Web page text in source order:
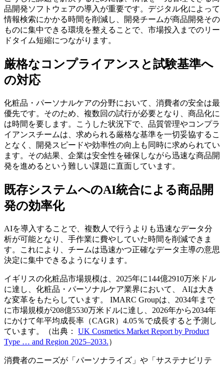
品開発ソフトウェアの導入が重要です。デジタル化によって
情報検索にかかる時間を削減し、開発チームが商品開発その
ものに集中できる環境を整えることで、市場投入までのリー
ドタイム短縮につながります。
厳格なコンプライアンスと試験基準へ
の対応
化粧品・パーソナルケアの分野において、消費者の安全は最
優先です。そのため、複数回の試行が必要となり、商品化に
は時間を要します。こうした状況下で、品質管理やコンプラ
イアンスチームは、求められる厳格な基準を一切妥協するこ
となく、開発スピードや効率性の向上も同時に求められてい
ます。その結果、企業は安全性を確保しながら迅速な商品開
発を進めるという難しい課題に直面しています。
既存システムへのAI統合による商品開
発の効率化
AIを導入することで、複数人で行うよりも迅速なデータ分
析が可能となり、手作業に費やしていた時間を削減できま
す。これにより、チームは迅速かつ正確なデータ主導の意思
決定に集中できるようになります。
イギリスの化粧品市場規模は、2025年に144億2910万米ドル
に達し、化粧品・パーソナルケア業界において、 AIは大き
な変革をもたらしています。 IMARC Groupは、2034年まで
に市場規模が208億5530万米ドルに達し、2026年から2034年
にかけて年平均成長率（CAGR）4.05％で成長すると予測し
ています。（出典： UK Cosmetics Market Report by Product
Type … and Region 2025–2033.）
消費者のニーズが「パーソナライズ」や「サステナビリテ